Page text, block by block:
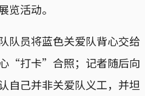
览活动。
队员将蓝色关爱队背心交给
“打卡”合照；记者随后向
自己并非关爱队义工，并坦